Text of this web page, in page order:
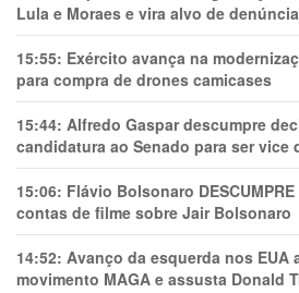
Lula e Moraes e vira alvo de
15:55: Exército avança na
para compra de drones camicases
15:44: Alfredo Gaspar descumpre
candidatura ao Senado para ser vice
15:06: Flávio Bolsonaro
contas de filme sobre Jair Bolsonaro
14:52: Avanço da esquerda nos EUA
movimento MAGA e assusta Donald